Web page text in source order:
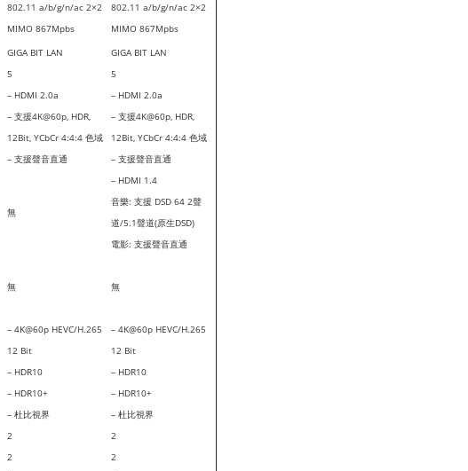
802.11 a/b/g/n/ac 2×2
MIMO 867Mpbs
802.11 a/b/g/n/ac 2×2
MIMO 867Mpbs
GIGA BIT LAN
GIGA BIT LAN
5 5
– HDMI 2.0a
– 支援4K@60p, HDR,
12Bit, YCbCr 4:4:4 色域
– 支援聲音直通
– HDMI 2.0a
– 支援4K@60p, HDR,
12Bit, YCbCr 4:4:4 色域
– 支援聲音直通
無
– HDMI 1.4
音樂: 支援 DSD 64 2聲
道/5.1聲道(原生DSD)
電影: 支援聲音直通
無 無
– 4K@60p HEVC/H.265
12 Bit
– HDR10
– HDR10+
– 杜比視界
– 4K@60p HEVC/H.265
12 Bit
– HDR10
– HDR10+
– 杜比視界
2
2
2
2